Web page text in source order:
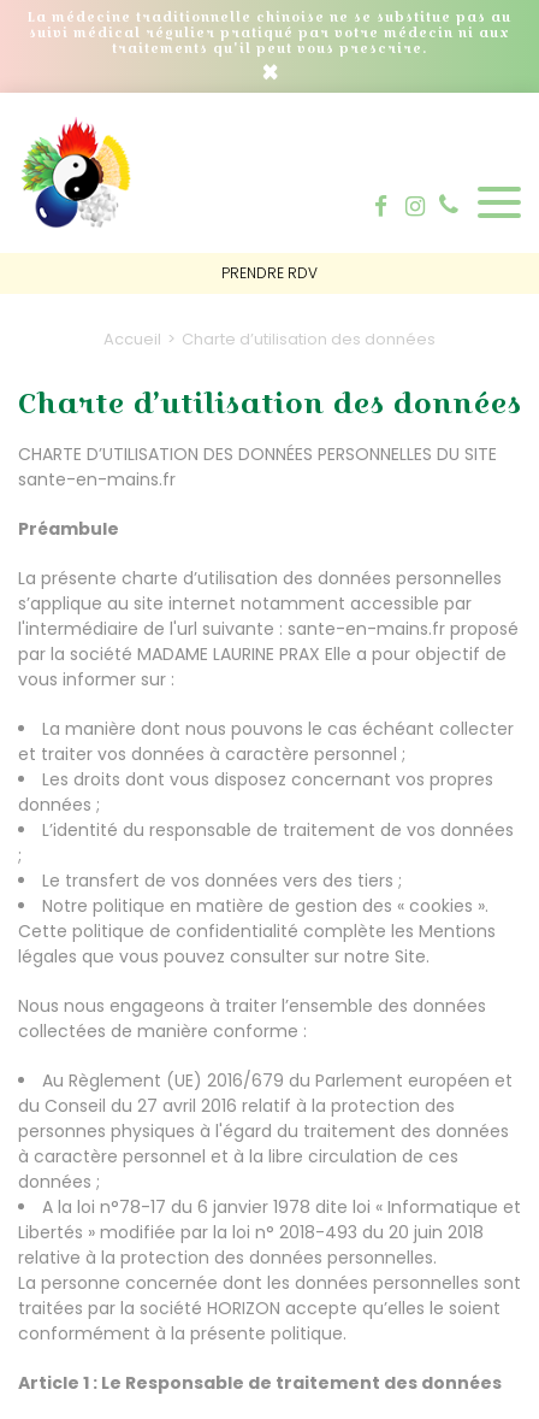
La médecine traditionnelle chinoise ne se substitue pas au
suivi médical régulier pratiqué par votre médecin ni aux
traitements qu'il peut vous prescrire.
×
PRENDRE RDV
Accueil Charte d’utilisation des données
Charte d’utilisation des données
CHARTE D’UTILISATION DES DONNÉES PERSONNELLES DU SITE
sante-en-mains.fr
Préambule
La présente charte d’utilisation des données personnelles
s’applique au site internet notamment accessible par
l'intermédiaire de l'url suivante : sante-en-mains.fr proposé
par la société MADAME LAURINE PRAX Elle a pour objectif de
vous informer sur :
La manière dont nous pouvons le cas échéant collecter
et traiter vos données à caractère personnel ;
Les droits dont vous disposez concernant vos propres
données ;
L’identité du responsable de traitement de vos données
;
Le transfert de vos données vers des tiers ;
Notre politique en matière de gestion des « cookies ».
Cette politique de confidentialité complète les Mentions
légales que vous pouvez consulter sur notre Site.
Nous nous engageons à traiter l’ensemble des données
collectées de manière conforme :
Au Règlement (UE) 2016/679 du Parlement européen et
du Conseil du 27 avril 2016 relatif à la protection des
personnes physiques à l'égard du traitement des données
à caractère personnel et à la libre circulation de ces
données ;
A la loi n°78-17 du 6 janvier 1978 dite loi « Informatique et
Libertés » modifiée par la loi n° 2018-493 du 20 juin 2018
relative à la protection des données personnelles.
La personne concernée dont les données personnelles sont
traitées par la société HORIZON accepte qu’elles le soient
conformément à la présente politique.
Article 1 : Le Responsable de traitement des données